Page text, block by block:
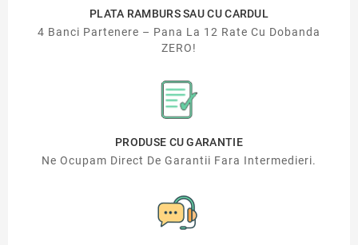
PLATA RAMBURS SAU CU CARDUL
4 Banci Partenere – Pana La 12 Rate Cu Dobanda
ZERO!
PRODUSE CU GARANTIE
Ne Ocupam Direct De Garantii Fara Intermedieri.